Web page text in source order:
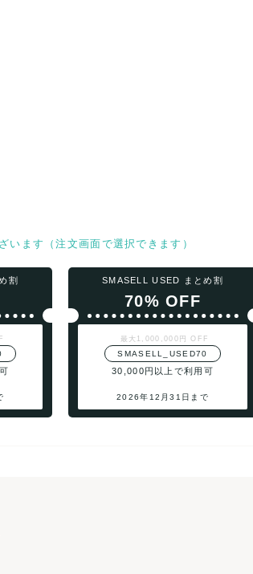
います（注文画面で選択できます）
割 SMASELL USED まとめ割
70% OFF
最大1,000,000円 OFF
SMASELL_USED70
30,000円以上で利用可
2026年12月31日まで